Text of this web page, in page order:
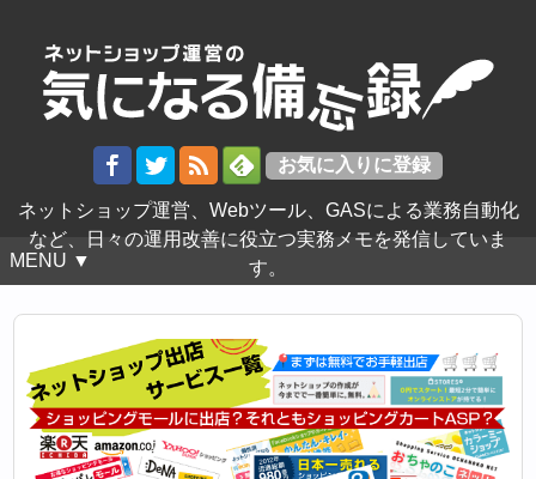
ネットショップ運営、Webツール、GASによる業務自動化
など、日々の運用改善に役立つ実務メモを発信していま
す。
MENU ▼